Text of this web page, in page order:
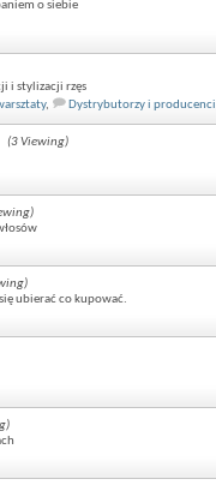
o siebie
i stylizacji rzęs
, Dystrybutorzy i producenci
(3 Viewing)
ubierać co kupować.